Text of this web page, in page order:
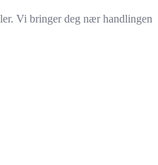
Vi bringer deg nær handlingen